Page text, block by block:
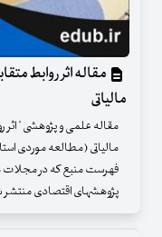
مقاله اثر روابط
مالیاتی
مقاله علمی و پژوهشی "
فهرست منبع که در مجلات
پژوهشهای اقتصادی